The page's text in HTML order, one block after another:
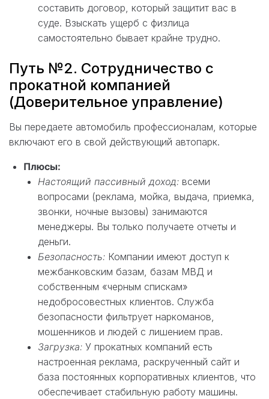
составить договор, который защитит вас в
суде. Взыскать ущерб с физлица
самостоятельно бывает крайне трудно.
Путь №2. Сотрудничество с
прокатной компанией
(Доверительное управление)
Вы передаете автомобиль профессионалам, которые
включают его в свой действующий автопарк.
Плюсы:
Настоящий пассивный доход: всеми
вопросами (реклама, мойка, выдача, приемка,
звонки, ночные вызовы) занимаются
менеджеры. Вы только получаете отчеты и
деньги.
Безопасность: Компании имеют доступ к
межбанковским базам, базам МВД и
собственным «черным спискам»
недобросовестных клиентов. Служба
безопасности фильтрует наркоманов,
мошенников и людей с лишением прав.
Загрузка: У прокатных компаний есть
настроенная реклама, раскрученный сайт и
база постоянных корпоративных клиентов, что
обеспечивает стабильную работу машины.